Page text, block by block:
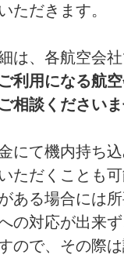
ただきます。
は、各航空会
ご利用になる航空
相談くださいま
にて機内持ち
ただくことも可
ある場合には
の対応が出来ず
ので、その際